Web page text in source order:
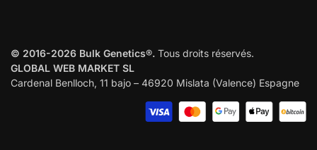
© 2016-2026 Bulk Genetics®. Tous droits réservés.
GLOBAL WEB MARKET SL
Cardenal Benlloch, 11 bajo – 46920 Mislata (Valence) Espagne